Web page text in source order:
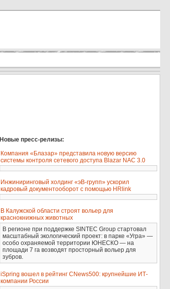
Новые пресс-релизы:
Компания «Блазар» представила новую версию
системы контроля сетевого доступа Blazar NAC 3.0
Инжиниринговый холдинг «эВ-групп» ускорил
кадровый документооборот с помощью HRlink
В Калужской области строят вольер для
краснокнижных животных
В регионе при поддержке SINTEC Group стартовал
масштабный экологический проект: в парке «Угра» —
особо охраняемой территории ЮНЕСКО — на
площади 7 га возводят просторный вольер для
зубров.
iSpring вошел в рейтинг CNews500: крупнейшие ИТ-
компании России